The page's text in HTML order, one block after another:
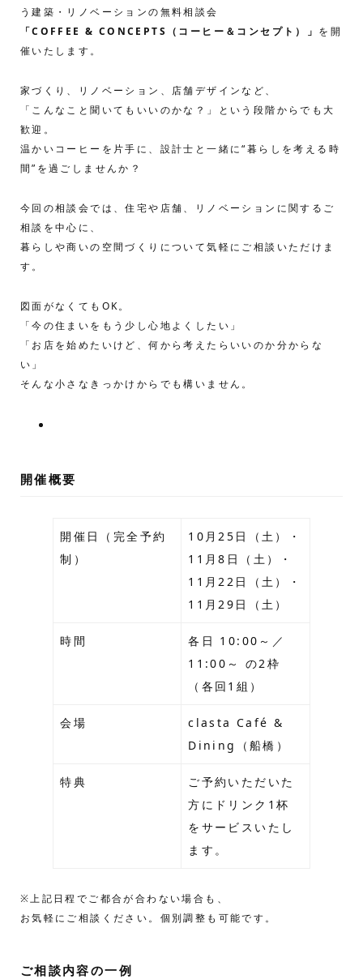
う建築・リノベーションの無料相談会
「COFFEE & CONCEPTS（コーヒー＆コンセプト）」 を開
催いたします。
家づくり、リノベーション、店舗デザインなど、
「こんなこと聞いてもいいのかな？」という段階からでも大
歓迎。
温かいコーヒーを片手に、設計士と一緒に“暮らしを考える時
間”を過ごしませんか？
今回の相談会では、住宅や店舗、リノベーションに関するご
相談を中心に、
暮らしや商いの空間づくりについて気軽にご相談いただけま
す。
図面がなくてもOK。
「今の住まいをもう少し心地よくしたい」
「お店を始めたいけど、何から考えたらいいのか分からな
い」
そんな小さなきっかけからでも構いません。
開催概要
開催日（完全予約
制）
10月25日（土）・
11月8日（土）・
11月22日（土）・
11月29日（土）
時間
各日 10:00～／
11:00～ の2枠
（各回1組）
会場
clasta Café &
Dining（船橋）
特典
ご予約いただいた
方にドリンク1杯
をサービスいたし
ます。
※上記日程でご都合が合わない場合も、
お気軽にご相談ください。個別調整も可能です。
ご相談内容の一例